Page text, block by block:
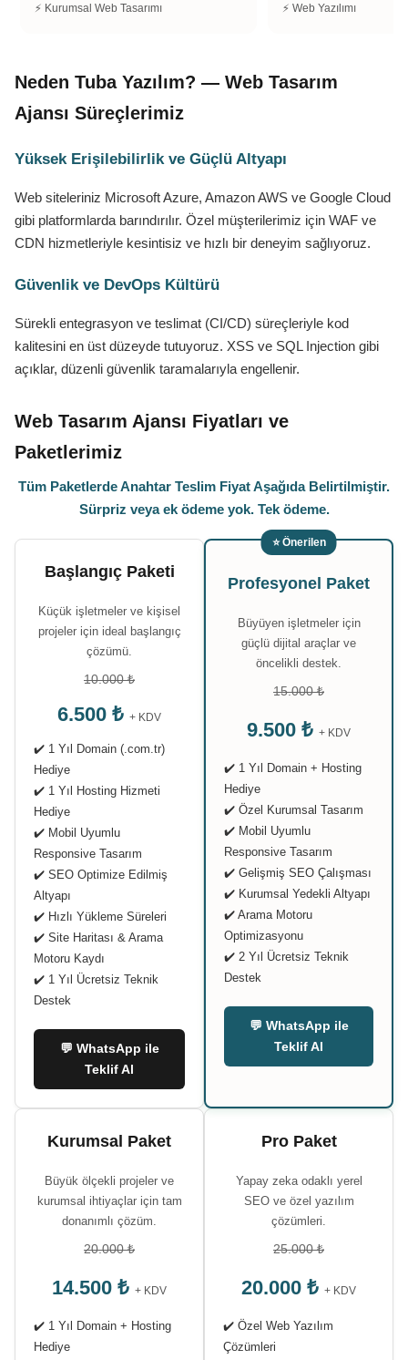
⚡ Kurumsal Web Tasarımı ⚡ Web Yazılımı
Neden Tuba Yazılım? — Web Tasarım
Ajansı Süreçlerimiz
Yüksek Erişilebilirlik ve Güçlü Altyapı
Web siteleriniz Microsoft Azure, Amazon AWS ve Google Cloud
gibi platformlarda barındırılır. Özel müşterilerimiz için WAF ve
CDN hizmetleriyle kesintisiz ve hızlı bir deneyim sağlıyoruz.
Güvenlik ve DevOps Kültürü
Sürekli entegrasyon ve teslimat (CI/CD) süreçleriyle kod
kalitesini en üst düzeyde tutuyoruz. XSS ve SQL Injection gibi
açıklar, düzenli güvenlik taramalarıyla engellenir.
Web Tasarım Ajansı Fiyatları ve
Paketlerimiz
Tüm Paketlerde Anahtar Teslim Fiyat Aşağıda Belirtilmiştir.
Sürpriz veya ek ödeme yok. Tek ödeme.
Başlangıç Paketi
Küçük işletmeler ve kişisel
projeler için ideal başlangıç
çözümü.
10.000 ₺
6.500 ₺ + KDV
✔️ 1 Yıl Domain (.com.tr)
Hediye
✔️ 1 Yıl Hosting Hizmeti
Hediye
✔️ Mobil Uyumlu
Responsive Tasarım
✔️ SEO Optimize Edilmiş
Altyapı
✔️ Hızlı Yükleme Süreleri
✔️ Site Haritası & Arama
Motoru Kaydı
✔️ 1 Yıl Ücretsiz Teknik
Destek
💬 WhatsApp ile
Teklif Al
⭐ Önerilen
Profesyonel Paket
Büyüyen işletmeler için
güçlü dijital araçlar ve
öncelikli destek.
15.000 ₺
9.500 ₺ + KDV
✔️ 1 Yıl Domain + Hosting
Hediye
✔️ Özel Kurumsal Tasarım
✔️ Mobil Uyumlu
Responsive Tasarım
✔️ Gelişmiş SEO Çalışması
✔️ Kurumsal Yedekli Altyapı
✔️ Arama Motoru
Optimizasyonu
✔️ 2 Yıl Ücretsiz Teknik
Destek
💬 WhatsApp ile
Teklif Al
Kurumsal Paket
Büyük ölçekli projeler ve
kurumsal ihtiyaçlar için tam
donanımlı çözüm.
20.000 ₺
14.500 ₺ + KDV
✔️ 1 Yıl Domain + Hosting
Hediye
Pro Paket
Yapay zeka odaklı yerel
SEO ve özel yazılım
çözümleri.
25.000 ₺
20.000 ₺ + KDV
✔️ Özel Web Yazılım
Çözümleri